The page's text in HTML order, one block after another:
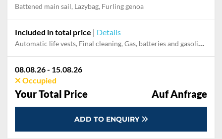
Battened main sail, Lazybag, Furling genoa
Included in total price | Details
Automatic life vests, Final cleaning, Gas, batteries and gasoline for outboard, Mooring in home marina during the whole charter, Pillow, blanket, sheets, duvet cover
08.08.26 - 15.08.26
Occupied
Your Total Price Auf Anfrage
ADD TO ENQUIRY